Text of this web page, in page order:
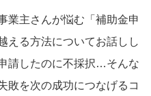
業主さんが悩む「補助金申
える方法についてお話しし
請したのに不採択…そんな
敗を次の成功につなげるコ